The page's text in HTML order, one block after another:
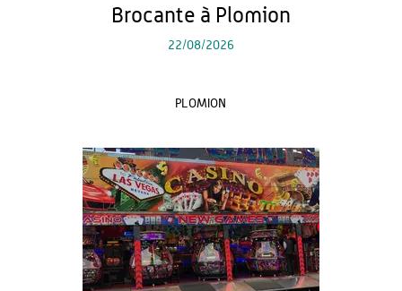
Brocante à Plomion
22/08/2026
PLOMION